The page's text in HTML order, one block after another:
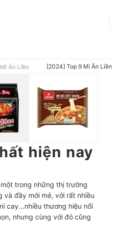
Mì Ăn Liền [2024] Top 9 Mì Ăn
hiện nay
trong những thị trường
và đầy mới mẻ, với rất nhiều
cay...nhiều thương hiệu nổi
nhưng cùng với đó cũng